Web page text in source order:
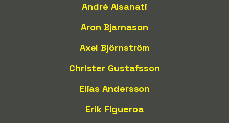
André Alsanati
Aron Bjarnason
Axel Björnström
Christer Gustafsson
Elias Andersson
Erik Figueroa